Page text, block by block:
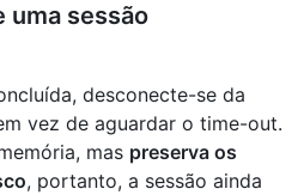
uma sessão
desconecte-se da
vez de aguardar o time-out.
mas preserva os
, portanto, a sessão ainda